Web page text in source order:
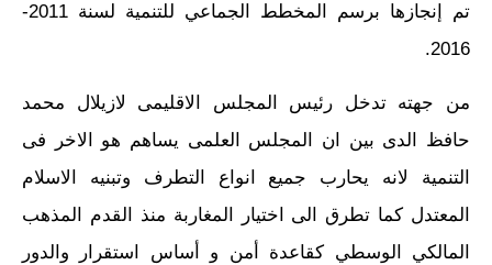
تم إنجازها برسم المخطط الجماعي للتنمية لسنة 2011-
2016.
من جهته تدخل رئيس المجلس الاقليمى لازيلال محمد
حافظ الدى بين ان المجلس العلمى يساهم هو الاخر فى
التنمية لانه يحارب جميع انواع التطرف وتبنيه الاسلام
المعتدل كما تطرق الى اختيار المغاربة منذ القدم المذهب
المالكي الوسطي كقاعدة أمن و أساس استقرار والدور